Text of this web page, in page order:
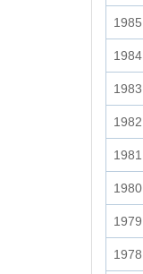
1985
1984
1983
1982
1981
1980
1979
1978